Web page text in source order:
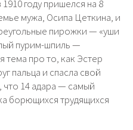
году пришелся на 8
мужа, Осипа Цеткина, и
пирожки — «уши
пурим-шпиль —
тема про то, как Эстер
пальца и спасла свой
14 адара — самый
борющихся трудящихся